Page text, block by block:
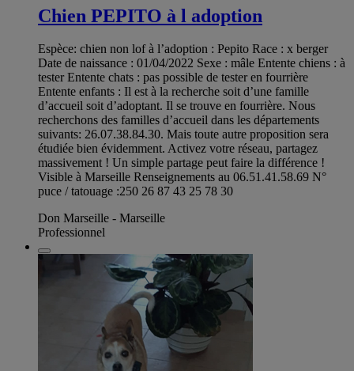
Chien PEPITO à l adoption
Espèce: chien non lof à l’adoption : Pepito Race : x berger
Date de naissance : 01/04/2022 Sexe : mâle Entente chiens : à
tester Entente chats : pas possible de tester en fourrière
Entente enfants : Il est à la recherche soit d’une famille
d’accueil soit d’adoptant. Il se trouve en fourrière. Nous
recherchons des familles d’accueil dans les départements
suivants: 26.07.38.84.30. Mais toute autre proposition sera
étudiée bien évidemment. Activez votre réseau, partagez
massivement ! Un simple partage peut faire la différence !
Visible à Marseille Renseignements au 06.51.41.58.69 N°
puce / tatouage :250 26 87 43 25 78 30
Don Marseille - Marseille
Professionnel